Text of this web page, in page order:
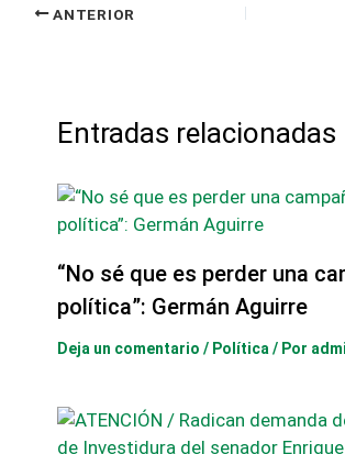
ANTERIOR
Entradas relacionadas
“No sé que es perder una
política”: Germán Aguirre
Deja un comentario / Política/ Por